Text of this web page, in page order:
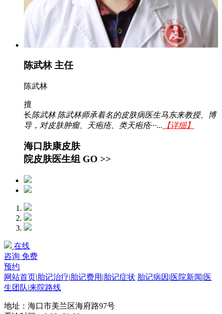
陈武林 主任
陈武林
擅
长陈武林 陈武林师承着名的皮肤病医生马东来教授、博
导，对皮肤肿瘤、天疱疮、类天疱疮···... 【详细】
海口肤康皮肤
院皮肤医生组 GO >>
在线
咨询 免费
预约
网站首页|胎记治疗|胎记费用 |胎记症状 胎记病因 |医院新闻|医
生团队|来院路线
地址：海口市美兰区海府路97号